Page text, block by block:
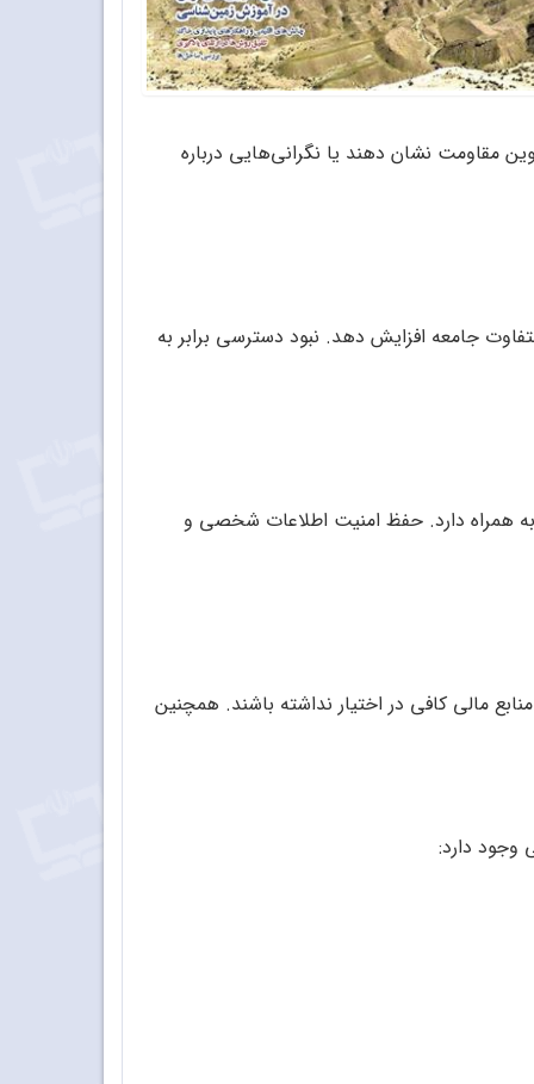
مقاومت نشان دهند یا نگرانی‌هایی درباره
جامعه افزایش دهد. نبود دسترسی برابر به
همراه دارد. حفظ امنیت اطلاعات شخصی و
مالی کافی در اختیار نداشته باشند. همچنین
وجود دارد: